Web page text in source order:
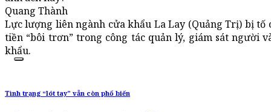
Quang Thành
Lực lượng liên ngành cửa khẩu La Lay (Quảng Trị) bị tố
tiền “bôi trơn” trong công tác quản lý, giám sát người
khẩu.
Tình trạng “lót tay” vẫn còn phổ biến